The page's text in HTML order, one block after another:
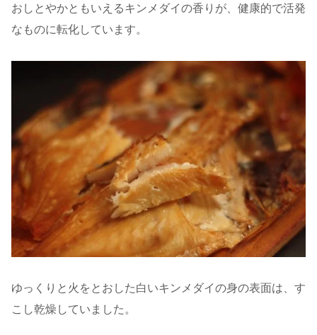
おしとやかともいえるキンメダイの香りが、健康的で活発
なものに転化しています。
ゆっくりと火をとおした白いキンメダイの身の表面は、す
こし乾燥していました。